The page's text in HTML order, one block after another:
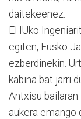
daitekeenez.
EHUko
egiten, Eusko
ezberdinekin.
kabina bat jarri
Antxisu
aukera emango